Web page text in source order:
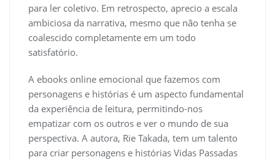
para ler coletivo. Em retrospecto, aprecio a escala
ambiciosa da narrativa, mesmo que não tenha se
coalescido completamente em um todo
satisfatório.
A ebooks online emocional que fazemos com
personagens e histórias é um aspecto fundamental
da experiência de leitura, permitindo-nos
empatizar com os outros e ver o mundo de sua
perspectiva. A autora, Rie Takada, tem um talento
para criar personagens e histórias Vidas Passadas